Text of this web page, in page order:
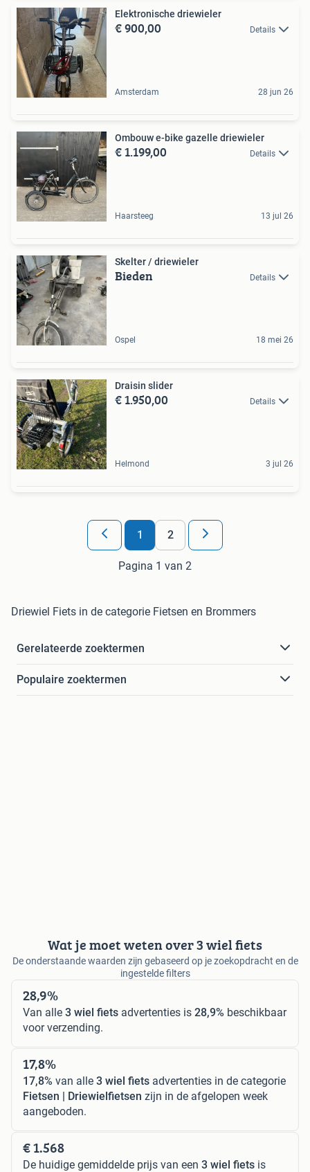
Elektronische driewieler
€ 900,00 Details
Amsterdam 28 jun 26
Ombouw e-bike gazelle driewieler
€ 1.199,00 Details
Haarsteeg 13 jul 26
Skelter / driewieler
Bieden Details
Ospel 18 mei 26
Draisin slider
€ 1.950,00 Details
Helmond 3 jul 26
1 2
Pagina 1 van 2
Driewiel Fiets in de categorie Fietsen en Brommers
Gerelateerde zoektermen
Populaire zoektermen
Wat je moet weten over 3 wiel fiets
De onderstaande waarden zijn gebaseerd op je zoekopdracht en de
ingestelde filters
28,9%
Van alle 3 wiel fiets advertenties is 28,9% beschikbaar
voor verzending.
17,8%
17,8% van alle 3 wiel fiets advertenties in de categorie
Fietsen | Driewielfietsen zijn in de afgelopen week
aangeboden.
€ 1.568
De huidige gemiddelde prijs van een 3 wiel fiets is